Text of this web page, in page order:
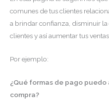
comunes de tus clientes
a brindar confianza, disminuir
clientes y así aumentar tus ventas.
Por ejemplo:
¿Qué formas de pago
compra?